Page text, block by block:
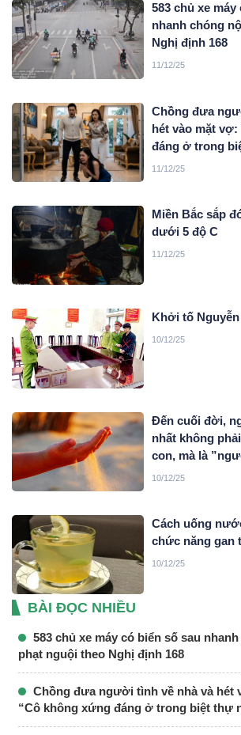
583 chủ xe
nhanh chóng
Nghị định 168
11/12/25
Chồng đưa
hét vào mặt
đáng ở trong
11/12/25
Miền Bắc sắp
dưới 5 độ C
11/12/25
Khởi tố
10/12/25
Đến cuối đời,
nhất không
con, mà là
10/12/25
Cách uống
chức năng gan
10/12/25
BÀI ĐỌC NHIỀU
583 chủ xe máy có biển số sau
phạt nguội theo Nghị định 168
Chồng đưa người tình về nhà và hét
“Cô không xứng đáng ở trong biệt thự